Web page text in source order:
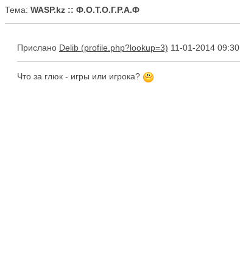
Тема: WASP.kz :: Ф.О.Т.О.Г.Р.А.Ф
Прислано Delib 11-01-2014 09:30
Что за глюк - игры или игрока?